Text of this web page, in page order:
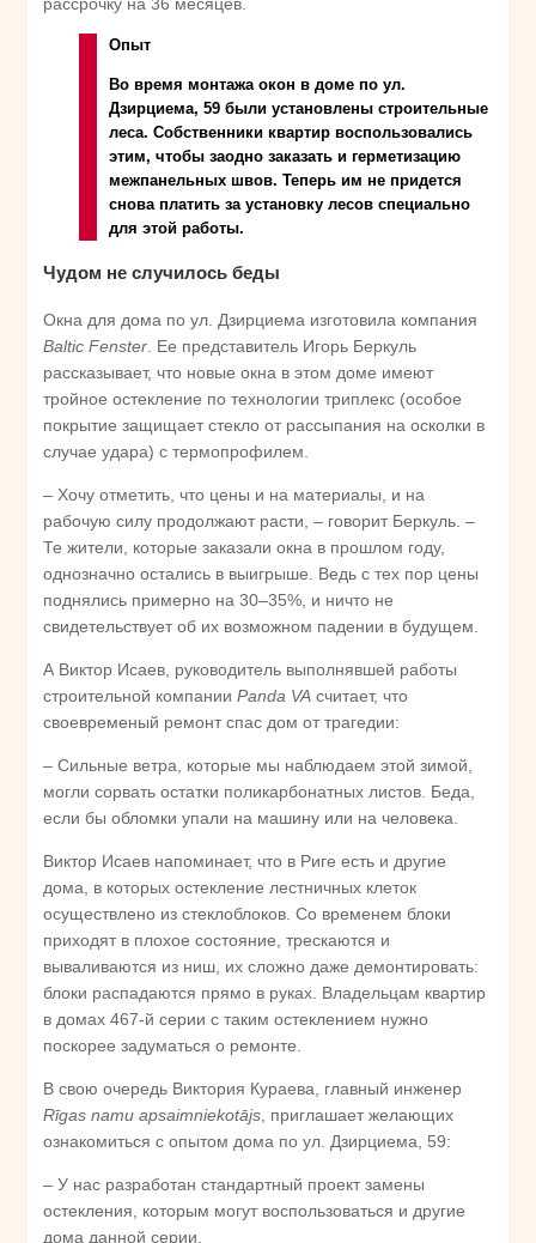
рассрочку на 36 месяцев.
Опыт
Во время монтажа окон в доме по ул.
Дзирциема, 59 были установлены строительные
леса. Собственники квартир воспользовались
этим, чтобы заодно заказать и герметизацию
межпанельных швов. Теперь им не придется
снова платить за установку лесов специально
для этой работы.
Чудом не случилось беды
Окна для дома по ул. Дзирциема изготовила компания
Baltic Fenster . Ее представитель Игорь Беркуль
рассказывает, что новые окна в этом доме имеют
тройное остекление по технологии триплекс (особое
покрытие защищает стекло от рассыпания на осколки в
случае удара) с термопрофилем.
– Хочу отметить, что цены и на материалы, и на
рабочую силу продолжают расти, – говорит Беркуль. –
Те жители, которые заказали окна в прошлом году,
однозначно остались в выигрыше. Ведь с тех пор цены
поднялись примерно на 30–35%, и ничто не
свидетельствует об их возможном падении в будущем.
А Виктор Исаев, руководитель выполнявшей работы
строительной компании Panda VA считает, что
своевременый ремонт спас дом от трагедии:
– Сильные ветра, которые мы наблюдаем этой зимой,
могли сорвать остатки поликарбонатных листов. Беда,
если бы обломки упали на машину или на человека.
Виктор Исаев напоминает, что в Риге есть и другие
дома, в которых остекление лестничных клеток
осуществлено из стеклоблоков. Со временем блоки
приходят в плохое состояние, трескаются и
вываливаются из ниш, их сложно даже демонтировать:
блоки распадаются прямо в руках. Владельцам квартир
в домах 467-й серии с таким остеклением нужно
поскорее задуматься о ремонте.
В свою очередь Виктория Кураева, главный инженер
Rīgas namu apsaimniekotājs , приглашает желающих
ознакомиться с опытом дома по ул. Дзирциема, 59:
– У нас разработан стандартный проект замены
остекления, которым могут воспользоваться и другие
дома данной серии.